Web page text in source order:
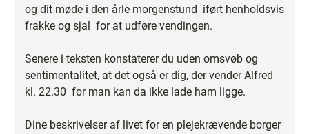
og dit møde i den årle morgenstund ­ iført henholdsvis
frakke og sjal ­ for at udføre vendingen.
Senere i teksten konstaterer du uden omsvøb og
sentimentalitet, at det også er dig, der vender Alfred
kl. 22.30 ­ for man kan da ikke lade ham ligge.
Dine beskrivelser af livet for en plejekrævende borger